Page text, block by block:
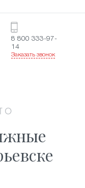
8 800 333-97-
14
Заказать звонок